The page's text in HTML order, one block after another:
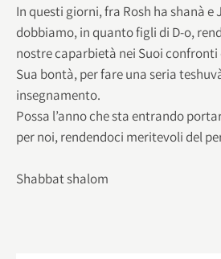
In questi giorni, fra Rosh ha shanà e
dobbiamo, in quanto figli di D-o,
nostre caparbietà nei Suoi
Sua bontà, per fare una seria
insegnamento.
Possa l’anno che sta entrando
per noi, rendendoci meritevoli del
Shabbat shalom